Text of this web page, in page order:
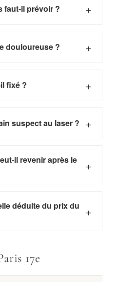
faut-il prévoir ? +
douloureuse ? +
fixé ? +
suspect au laser ? +
il revenir après le
+
déduite du prix du
+
17e